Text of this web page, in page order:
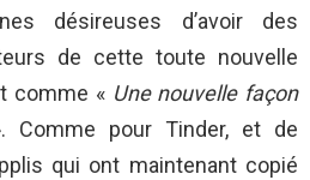
désireuses d’avoir des
de cette toute nouvelle
comme «Une nouvelle façon
Comme pour Tinder, et de
qui ont maintenant copié